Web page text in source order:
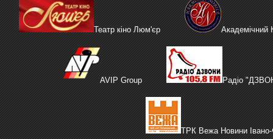
Театр кіно Люм'єр Академічний
AVIP Group Радіо
ТРК Вежа Новини Івано-